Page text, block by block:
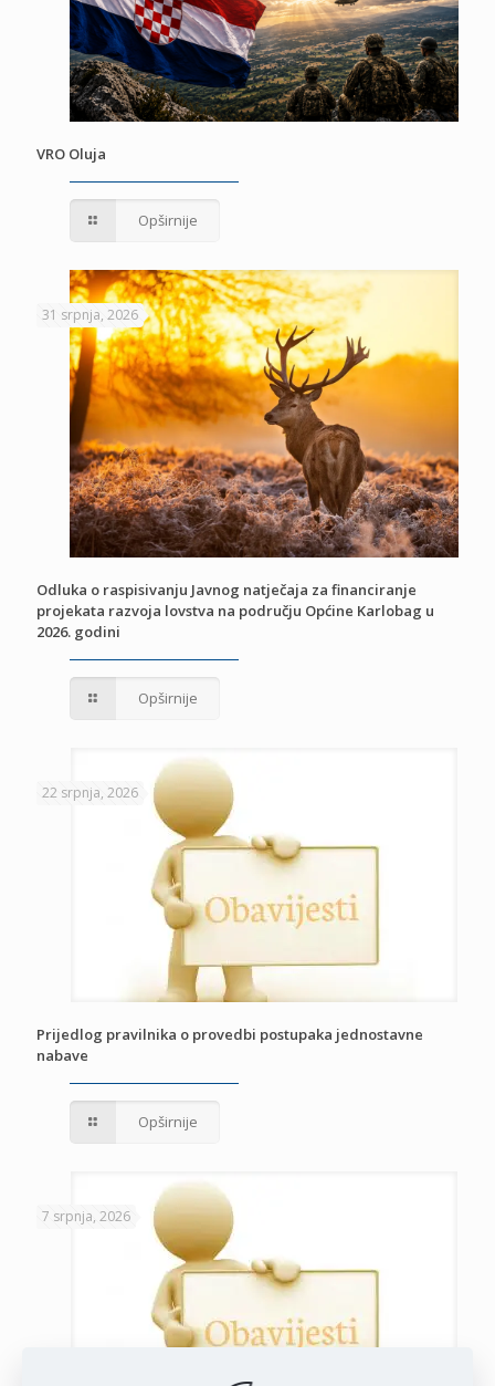
VRO Oluja
Opširnije
31 srpnja, 2026
Odluka o raspisivanju Javnog natječaja za financiranje
projekata razvoja lovstva na području Općine Karlobag u
2026. godini
Opširnije
22 srpnja, 2026
Prijedlog pravilnika o provedbi postupaka jednostavne
nabave
Opširnije
7 srpnja, 2026